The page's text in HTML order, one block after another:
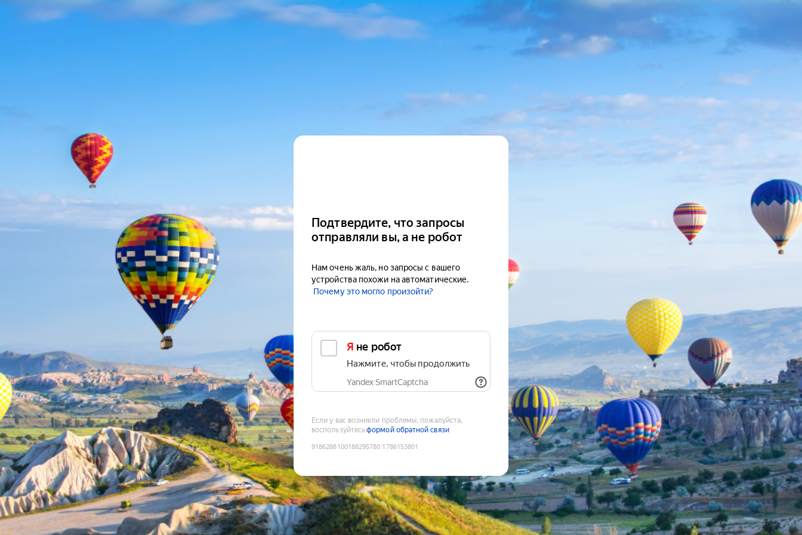
Подтвердите, что запросы
отправляли вы, а не робот
Нам очень жаль, но запросы с вашего
устройства похожи на автоматические.
Почему это могло произойти?
Я не робот
Нажмите, чтобы продолжить
Yandex SmartCaptcha
Если у вас возникли проблемы, пожалуйста,
воспользуйтесьформой обратной связи
9186288100188295780:1786153801